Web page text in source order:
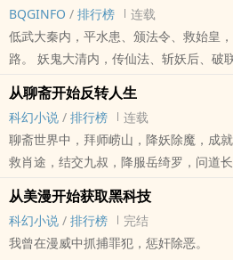
在一人之下中扮演武当山道士，制霸罗天
在勇者大冒险中扮演T.H.A冒险团成员，
险。
在漫威中扮演最强反派，吊打各路英雄。
在诸天扮演各路角色，成就最强影帝！
BQGINFO / 排行榜
连载
低武大秦内，平水患、颁法令、救始皇
路。 妖鬼大清内，传仙法、斩妖后、破联军，让华夏的旗帜插遍世界
各地。 高武三国内，灭董卓、战吕布、斗诸葛，于乱世中挽狂澜于既
倒。 神魔大唐内，立道统、敕鬼神、建天庭，成就不朽之基业。 ……
克苏鲁、东方神话、末世天灾，星际争
缔造属于自己的神话。 无敌流，求收藏！
本站提示：各位书友要是觉得《我在诸
要忘记向您QQ群和微博里的朋友推荐哦！
从聊斋开始反转人生
科幻小说 / 排行榜
连载
聊斋世界中，拜师崂山，降妖除魔，成
救肖途，结交九叔，降服岳绮罗，问道长
国漫世界中，屠龙，帮冯宝宝恢复记忆
苏、末日天灾、仙侠洪荒……萧然穿越一
生。
从美漫开始获取黑科技
科幻小说 / 排行榜
完结
我曾在漫威中抓捕罪犯，惩奸除恶。